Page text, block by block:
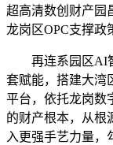
超高清数创财产园
龙岗区OPC支撑政
再连系园区AI智
套赋能，搭建大湾
平台，依托龙岗数
的财产根本，从根
入更强手艺力量，